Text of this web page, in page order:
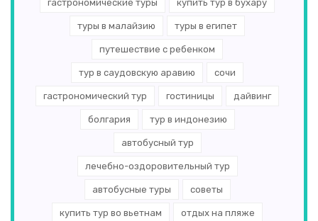
гастрономические туры купить тур в бухару
туры в малайзию туры в египет
путешествие с ребенком
тур в саудовскую аравию сочи
гастрономический тур гостиницы дайвинг
болгария тур в индонезию
автобусный тур
лечебно-оздоровительный тур
автобусные туры советы
купить тур во вьетнам отдых на пляже